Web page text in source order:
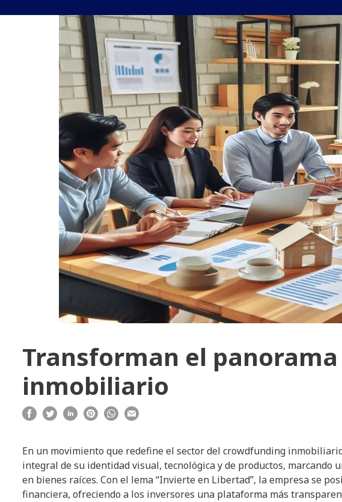
Transforman el
inmobiliario
En un movimiento que redefine el sector del crowdfunding
integral de su identidad visual, tecnológica y de productos, marcando
en bienes raíces. Con el lema “Invierte en Libertad”, la empresa se
financiera, ofreciendo a los inversores una plataforma más